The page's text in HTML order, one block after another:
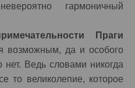
гармоничный
Праги
возможным, да и особого
нет. Ведь словами никогда
то великолепие, которое